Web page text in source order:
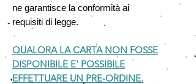
ne garantisce la conformità ai
requisiti di legge.
QUALORA LA CARTA NON FOSSE
DISPONIBILE E' POSSIBILE
EFFETTUARE UN PRE-ORDINE.